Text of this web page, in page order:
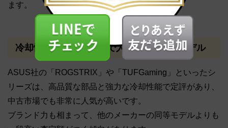
ます。
冷却性能とブランド力で人気のASUS製モデル
ASUS社の「ROGSTRIX」や「TUFGaming」といったシ
リーズは、高品質な部品と強力な冷却性能で定評があり、
中古市場でも非常に人気が高いです。
ブランド力も相まって、他のメーカーの同等モデルよりも